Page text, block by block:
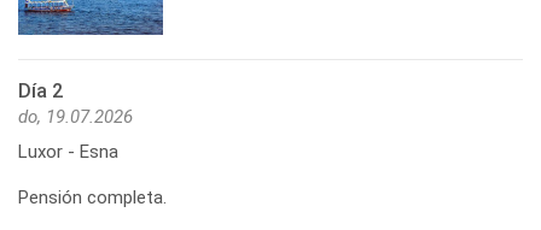
Día 2
do, 19.07.2026
Luxor - Esna
Pensión completa.